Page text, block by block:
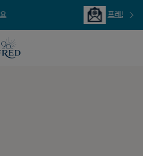
주문 서비스로 만나보세요